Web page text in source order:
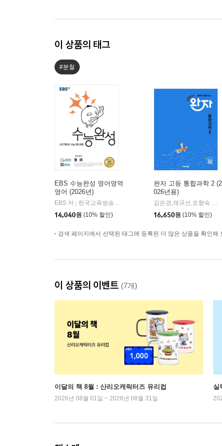
이 상품의 태그
#분철
EBS 수능완성 영어영역
영어 (2026년)
EBS 저
한국교육방송공사
14,040원 (10% 할인)
완자 고등 통합과학 2 (2
026년용)
김은경,채규선,조향숙 등저
16,650원 (10% 할인)
검색 페이지에서 선택된 태그에 등록된 더 많은 상품을 확인해
이 상품의 이벤트 (7개)
이달의 책 8월 : 산리오캐릭터즈 유리컵
2026년 08월 01일 ~ 2026년 08월 31일
실